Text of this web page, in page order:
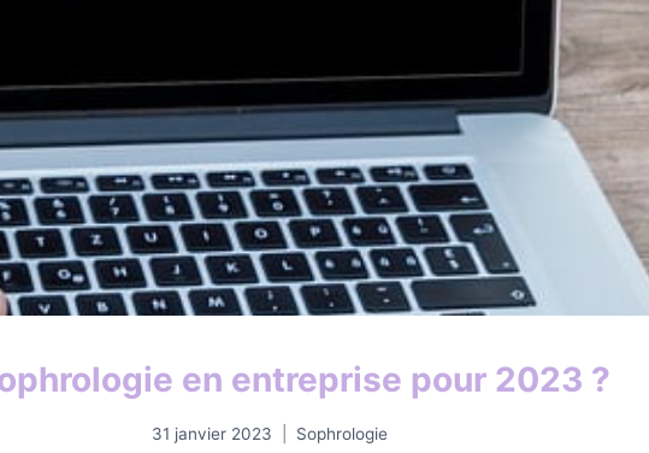
en entreprise pour 2023 ?
31 janvier 2023 Sophrologie